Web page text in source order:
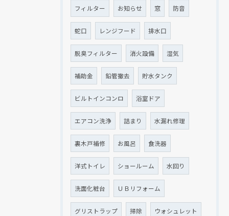
フィルター お知らせ 窓 防音
蛇口 レンジフード 排水口
脱臭フィルター 消火設備 湿気
補助金 鉛管撤去 貯水タンク
ビルトインコンロ 浴室ドア
エアコン洗浄 詰まり 水漏れ修理
裏木戸補修 お風呂 食洗器
洋式トイレ ショールーム 水回り
洗面化粧台 ＵＢリフォーム
グリストラップ 掃除 ウォシュレット
現在、新聞に入っている折込チラシです。
クリックでチラシのページにジャンプします
現在、新聞に入っている折込チラシです。
クリックでチラシのページにジャンプします